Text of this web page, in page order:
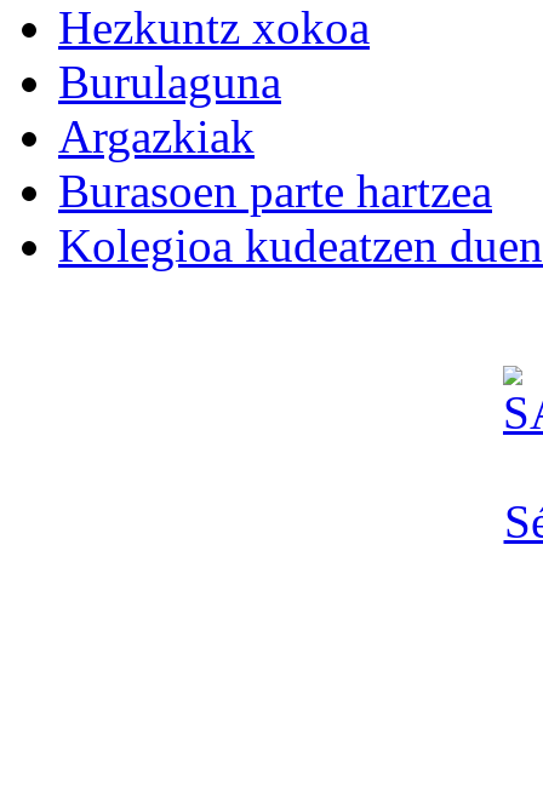
Hezkuntz xokoa
Burulaguna
Argazkiak
Burasoen parte hartzea
Kolegioa kudeatzen